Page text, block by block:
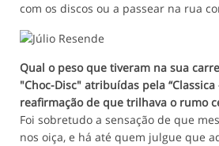
com os discos ou a passear na rua
Qual o peso que tiveram na sua
"Choc-Disc" atribuídas pela “Classica
reafirmação de que trilhava o rumo
Foi sobretudo a sensação de que
nos oiça, e há até quem julgue que